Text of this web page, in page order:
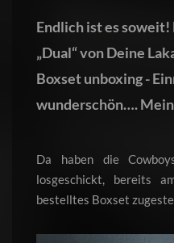
Endlich ist es
„Dual“ von Deine
Boxset unboxing -
wunderschön….
Da haben die
losgeschickt, bereits
bestelltes Boxset